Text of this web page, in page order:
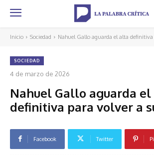
Inicio Sociedad Nahuel Gallo aguarda el alta definitiva
SOCIEDAD
4 de marzo de 2026
Nahuel Gallo aguarda
definitiva para volver a
Facebook Twitter